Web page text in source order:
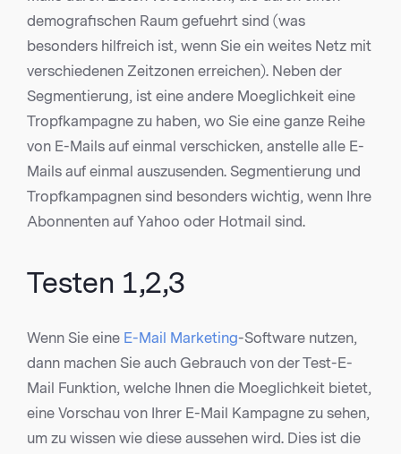
demografischen Raum gefuehrt sind (was
besonders hilfreich ist, wenn Sie ein weites Netz mit
verschiedenen Zeitzonen erreichen). Neben der
Segmentierung, ist eine andere Moeglichkeit eine
Tropfkampagne zu haben, wo Sie eine ganze Reihe
von E-Mails auf einmal verschicken, anstelle alle E-
Mails auf einmal auszusenden. Segmentierung und
Tropfkampagnen sind besonders wichtig, wenn Ihre
Abonnenten auf Yahoo oder Hotmail sind.
Testen 1,2,3
Wenn Sie eine E-Mail Marketing-Software nutzen,
dann machen Sie auch Gebrauch von der Test-E-
Mail Funktion, welche Ihnen die Moeglichkeit bietet,
eine Vorschau von Ihrer E-Mail Kampagne zu sehen,
um zu wissen wie diese aussehen wird. Dies ist die